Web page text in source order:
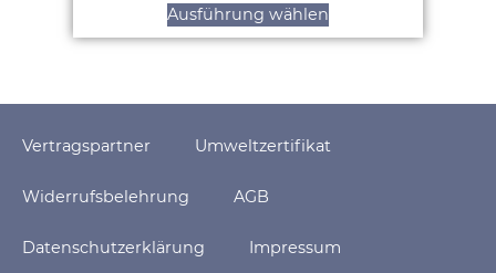
Ausführung wählen
Vertragspartner Umweltzertifikat
Widerrufsbelehrung AGB
Datenschutzerklärung Impressum